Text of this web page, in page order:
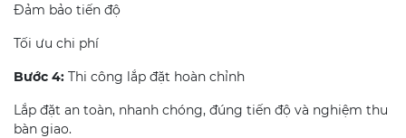
Đảm bảo tiến độ
Tối ưu chi phí
Bước 4: Thi công lắp đặt hoàn chỉnh
Lắp đặt an toàn, nhanh chóng, đúng tiến độ và nghiệm thu
bàn giao.